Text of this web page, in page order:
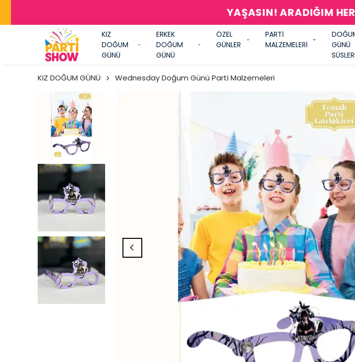
YAŞASIN! ARADIĞIM
KIZ
DOĞUM
GÜNÜ
ERKEK
DOĞUM
GÜNÜ
ÖZEL
GÜNLER
PARTİ
MALZEMELERİ
GÜNÜ
KIZ DOĞUM GÜNÜ Wednesday Doğum Günü Parti Malzemeleri